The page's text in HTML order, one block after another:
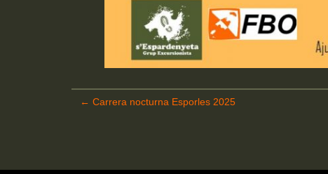
← Carrera nocturna Esporles 2025